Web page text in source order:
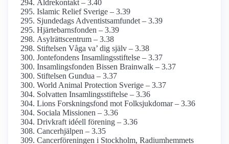
Äldrekontakt – 3.40
Islamic Relief Sverige – 3.39
Sjundedags Adventist­samfundet – 3.39
Hjärtebarns­fonden – 3.39
Asylrättscentrum – 3.38
Stiftelsen Våga va’ dig själv – 3.38
Jontefondens Insamlings­stiftelse – 3.37
Insamlings­fonden Bissen Brainwalk – 3.37
Stiftelsen Gundua – 3.37
World Animal Protection Sverige – 3.37
Solvatten Insamlingsstiftelse – 3.36
Lions Forsknings­fond mot Folksjukdomar – 3.36
Sociala Missionen – 3.36
Drivkraft idéell förening – 3.36
Cancerhjälpen – 3.35
Cancer­föreningen i Stockholm, Radium­hemmets